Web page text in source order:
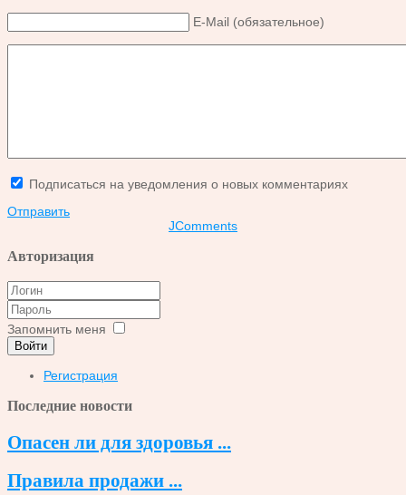
E-Mail (обязательное)
Подписаться на уведомления о новых комментариях
Отправить
JComments
Авторизация
Запомнить меня
Войти
Регистрация
Последние новости
Опасен ли для здоровья ...
Правила продажи ...